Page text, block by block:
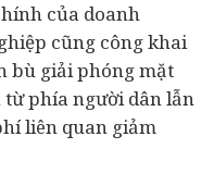
của doanh
cũng công khai
bù giải phóng mặt
phía người dân lẫn
liên quan giảm